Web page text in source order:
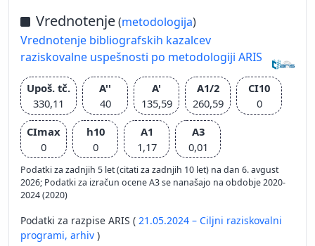
Vrednotenje(metodologija)
Vrednotenje bibliografskih kazalcev
raziskovalne uspešnosti po metodologiji ARIS
Upoš. tč.
330,11
A''
40
A'
135,59
A1/2
260,59
CI10
0
CImax
0
h10
0
A1
1,17
A3
0,01
Podatki za zadnjih 5 let (citati za zadnjih 10 let) na dan 6. avgust
2026; Podatki za izračun ocene A3 se nanašajo na obdobje 2020-
2024 (2020)
Podatki za razpise ARIS ( 21.05.2024 – Ciljni raziskovalni
programi, arhiv )